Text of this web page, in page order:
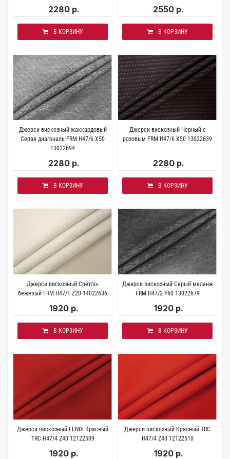
2280 р.
В КОРЗИНУ
2550 р.
В КОРЗИНУ
Джерси вискозный жаккардовый
Серая диагональ FRM H47/6 X50
13022694
2280 р.
В КОРЗИНУ
Джерси вискозный Черный с
розовым FRM H47/6 X50 13022639
2280 р.
В КОРЗИНУ
Джерси вискозный Светло-
бежевый FRM Н47/1 Z20 14022636
1920 р.
В КОРЗИНУ
Джерси вискозный Серый меланж
FRM Н47/2 Y60 13022679
1920 р.
В КОРЗИНУ
Джерси вискозный FENDI Красный
TRC H47/4 Z40 12122509
1920 р.
Джерси вискозный Красный TRC
H47/4 Z40 12122510
1920 р.